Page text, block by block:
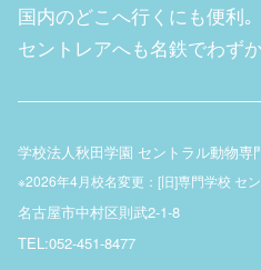
国内のどこへ行くにも便利｡
セントレアへも名鉄でわず
学校法人秋田学園 セントラル動物専
※2026年4月校名変更：[旧]専門学校 セ
名古屋市中村区則武2-1-8
TEL:052-451-8477